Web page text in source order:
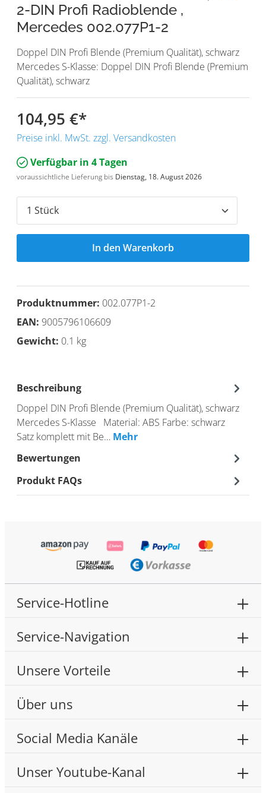
2-DIN Profi Radioblende ,
Mercedes 002.077P1-2
Doppel DIN Profi Blende (Premium Qualität), schwarz
Mercedes S-Klasse: Doppel DIN Profi Blende (Premium
Qualität), schwarz
104,95 €*
Preise inkl. MwSt. zzgl. Versandkosten
Verfügbar in 4 Tagen
voraussichtliche Lieferung bis Dienstag, 18. August 2026
In den Warenkorb
Produktnummer: 002.077P1-2
EAN: 9005796106609
Gewicht: 0.1 kg
Beschreibung
Doppel DIN Profi Blende (Premium Qualität), schwarz
Mercedes S-Klasse Material: ABS Farbe: schwarz
Satz komplett mit Be… Mehr
Bewertungen
Produkt FAQs
Service-Hotline
Service-Navigation
Unsere Vorteile
Über uns
Social Media Kanäle
Unser Youtube-Kanal